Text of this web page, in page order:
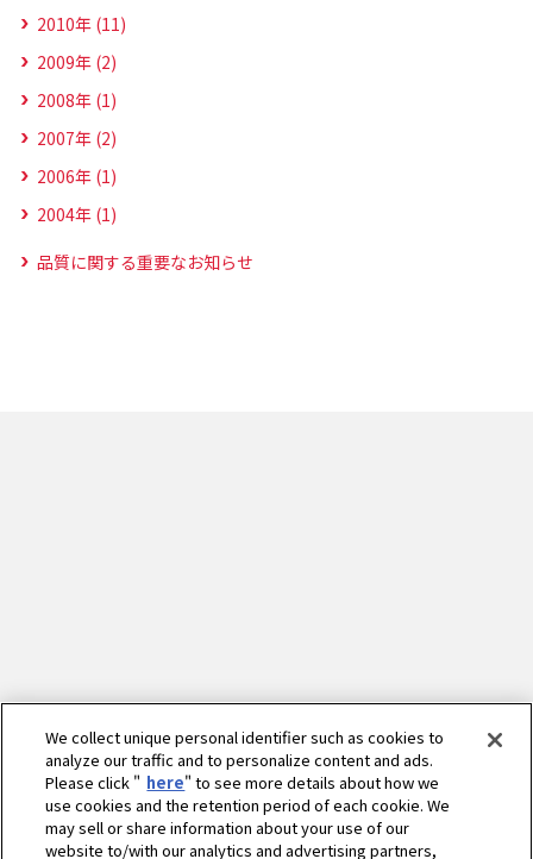
2010年 (11)
2009年 (2)
2008年 (1)
2007年 (2)
2006年 (1)
2004年 (1)
品質に関する重要なお知らせ
We collect unique personal identifier such as cookies to
analyze our traffic and to personalize content and ads.
Please click " here" to see more details about how we
use cookies and the retention period of each cookie. We
may sell or share information about your use of our
website to/with our analytics and advertising partners,